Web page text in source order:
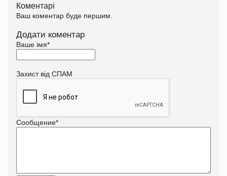
Коментарі
Ваш коментар буде першим.
Додати коментар
Ваше імя*
Захист від СПАМ
Сообщение*